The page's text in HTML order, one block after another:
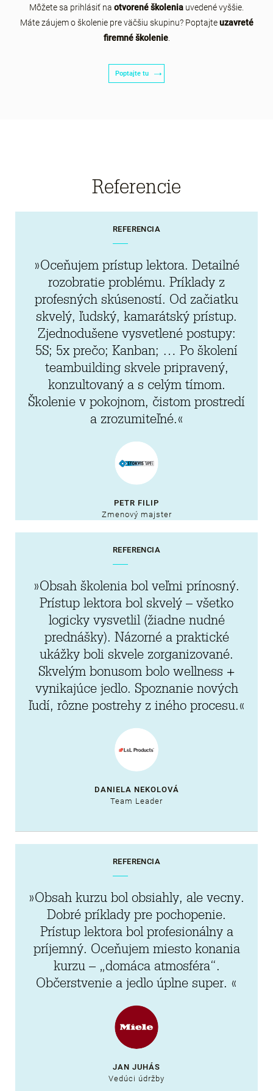
Môžete sa prihlásiť na otvorené školenia uvedené vyššie.
Máte záujem o školenie pre väčšiu skupinu? Poptajteuzavreté
firemné školenie.
Poptajte tu
Referencie
REFERENCIA
»Oceňujem prístup lektora. Detailné
rozobratie problému. Príklady z
profesných skúseností. Od začiatku
skvelý, ľudský, kamarátský prístup.
Zjednodušene vysvetlené postupy:
5S; 5x prečo; Kanban; … Po školení
teambuilding skvele pripravený,
konzultovaný a s celým tímom.
Školenie v pokojnom, čistom prostredí
a zrozumiteľné.«
PETR FILIP
Zmenový majster
REFERENCIA
»Obsah školenia bol veľmi prínosný.
Prístup lektora bol skvelý – všetko
logicky vysvetlil (žiadne nudné
prednášky). Názorné a praktické
ukážky boli skvele zorganizované.
Skvelým bonusom bolo wellness +
vynikajúce jedlo. Spoznanie nových
ľudí, rôzne postrehy z iného procesu.«
DANIELA NEKOLOVÁ
Team Leader
REFERENCIA
»Obsah kurzu bol obsiahly, ale vecny.
Dobré príklady pre pochopenie.
Prístup lektora bol profesionálny a
príjemný. Oceňujem miesto konania
kurzu – „domáca atmosféra“.
Občerstvenie a jedlo úplne super. «
JAN JUHÁS
Vedúci údržby